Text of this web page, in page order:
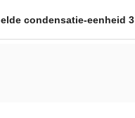
condensatie-eenheid 3